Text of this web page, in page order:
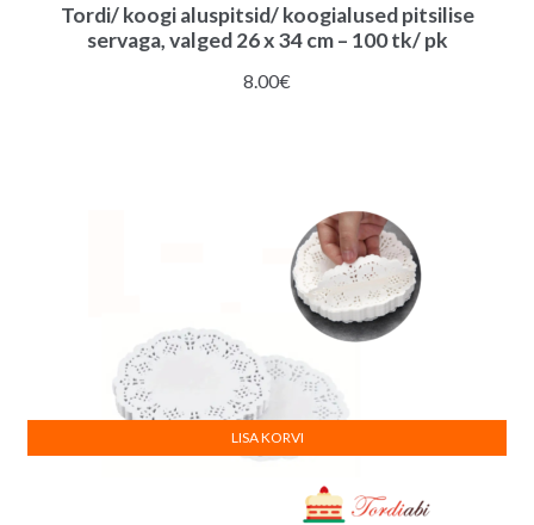
Tordi/ koogi aluspitsid/ koogialused pitsilise
servaga, valged 26 x 34 cm – 100 tk/ pk
8.00€
LISA KORVI